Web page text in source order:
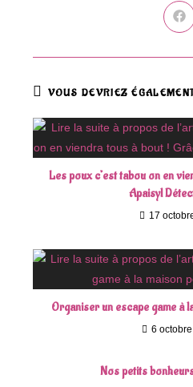
VOUS DEVRIEZ
Les poux c’est tabou on en
Apaisyl
17
Organiser un escape game à
6
Nos petits